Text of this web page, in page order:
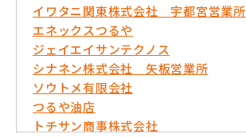
イワタニ関東株式会社 宇都宮営業所
エネックスつるや
ジェイエイサンテクノス
シナネン株式会社 矢板営業所
ソウトメ有限会社
つるや油店
トチサン商事株式会社